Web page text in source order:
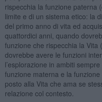
rispecchia la funzione paterna
limite e di un sistema etico: la
del primo anno di vita ed
quattordici anni, quando
funzione che rispecchia la Vita
dovrebbe avere le funzioni
l’esplorazione in ambiti
funzione materna e la
posto alla Vita che ama se
relazione col contesto.